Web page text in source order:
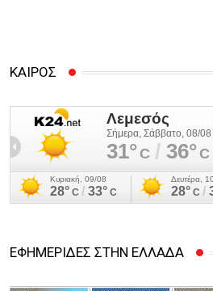
ΚΑΙΡΟΣ
ΕΦΗΜΕΡΙΔΕΣ ΣΤΗΝ ΕΛΛΑΔΑ